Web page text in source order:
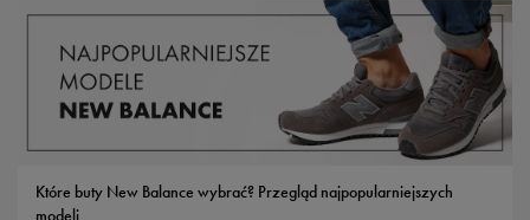
Które buty New Balance wybrać? Przegląd najpopularniejszych
modeli